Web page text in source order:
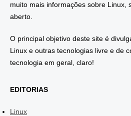
muito mais informações sobre Linux,
aberto.
O principal objetivo deste site é
Linux e outras tecnologias livre e de
tecnologia em geral, claro!
EDITORIAS
Linux